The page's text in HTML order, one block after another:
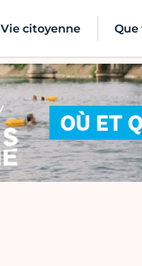
Vie citoyenne Que